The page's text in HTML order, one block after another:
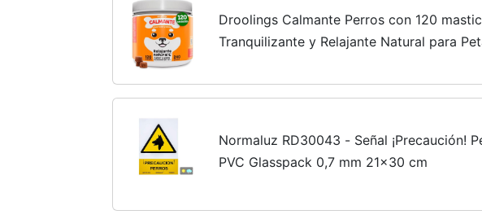
Droolings Calmante Perros con 120
Tranquilizante y Relajante Natural para
Normaluz RD30043 - Señal ¡Precaución!
PVC Glasspack 0,7 mm 21x30 cm